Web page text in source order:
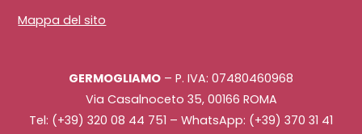
Mappa del sito
GERMOGLIAMO – P. IVA: 07480460968
Via Casalnoceto 35, 00166 ROMA
Tel: (+39) 320 08 44 751 – WhatsApp: (+39) 370 31 41